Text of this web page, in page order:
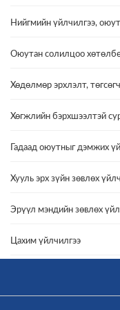
Нийгмийн үйлчилгээ,
Оюутан солилцоо
Хөдөлмөр эрхлэлт,
Хөгжлийн бэрхшээлтэй
Гадаад оюутныг дэмжих
Хууль эрх зүйн зөвлөх
Эрүүл мэндийн зөвлөх
Цахим үйлчилгээ